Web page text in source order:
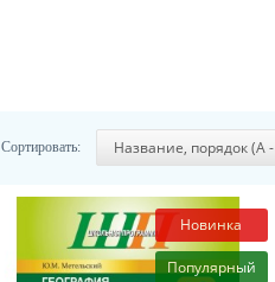
Сортировать:
Новинка
Популярный